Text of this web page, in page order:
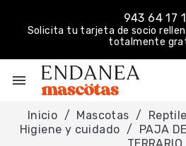
943 64 17
Solicita tu tarjeta de socio
totalmente
menu
Inicio Mascotas
Higiene y cuidado
PAJA